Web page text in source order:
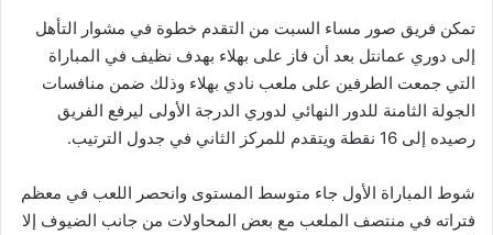
تمكن فريق صور مساء السبت من التقدم خطوة في مشوار التأهل
إلى دوري عمانتل بعد أن فاز على بهلاء بهدف نظيف في المباراة
التي جمعت الطرفين على ملعب نادي بهلاء وذلك ضمن منافسات
الجولة الثامنة للدور النهائي لدوري الدرجة الأولى ليرفع الفريق
رصيده إلى 16 نقطة ويتقدم للمركز الثاني في جدول الترتيب.
شوط المباراة الأول جاء متوسط المستوى وانحصر اللعب في معظم
فتراته في منتصف الملعب مع بعض المحاولات من جانب الضيوف إلا